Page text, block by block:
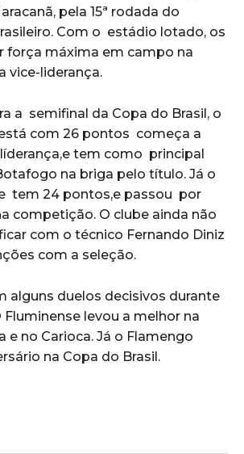
pela 15ª rodada do
Com o estádio lotado, os
força máxima em campo na
vice-liderança.
a semifinal da Copa do Brasil, o
com 26 pontos começa a
tem como principal
na briga pelo título. Já o
tem 24 pontos,e passou por
competição. O clube ainda não
com o técnico Fernando Diniz
com a seleção.
alguns duelos decisivos durante
levou a melhor na
e no Carioca. Já o Flamengo
na Copa do Brasil.